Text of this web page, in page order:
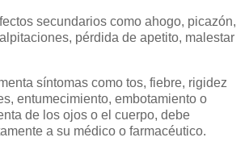
secundarios como ahogo, picazón,
pérdida de apetito, malestar
síntomas como tos, fiebre, rigidez
entumecimiento, embotamiento o
de los ojos o el cuerpo, debe
a su médico o farmacéutico.